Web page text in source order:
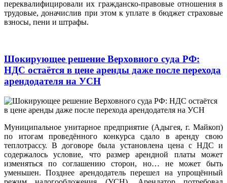
переквалифицировали их гражданско-правовые отношения в
трудовые, доначислив при этом к уплате в бюджет страховые
взносы, пени и штрафы.
Шокирующее решение Верховного суда РФ:
НДС остаётся в цене аренды даже после перехода
арендодателя на УСН
Муниципальное унитарное предприятие (Адыгея, г. Майкоп)
по итогам проведённого конкурса сдало в аренду свою
теплотрассу. В договоре была установлена цена с НДС и
содержалось условие, что размер арендной платы может
изменяться по соглашению сторон, но… не может быть
уменьшен. Позднее арендодатель перешел на упрощённый